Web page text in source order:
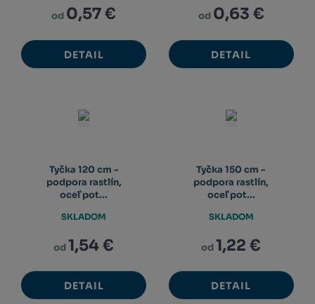
od 0,57 €
DETAIL
od 0,63 €
DETAIL
Tyčka 120 cm -
podpora rastlín,
oceľ pot...
od1,54 €
DETAIL
SKLADOM
Tyčka 150 cm -
podpora rastlín,
oceľ pot...
od 1,22 €
DETAIL
SKLADOM